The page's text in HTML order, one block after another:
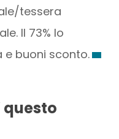
tessera
Il 73% lo
buoni sconto.